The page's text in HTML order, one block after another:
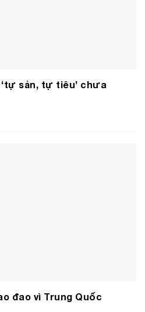
sản, tự tiêu’ chưa
đao vì Trung Quốc